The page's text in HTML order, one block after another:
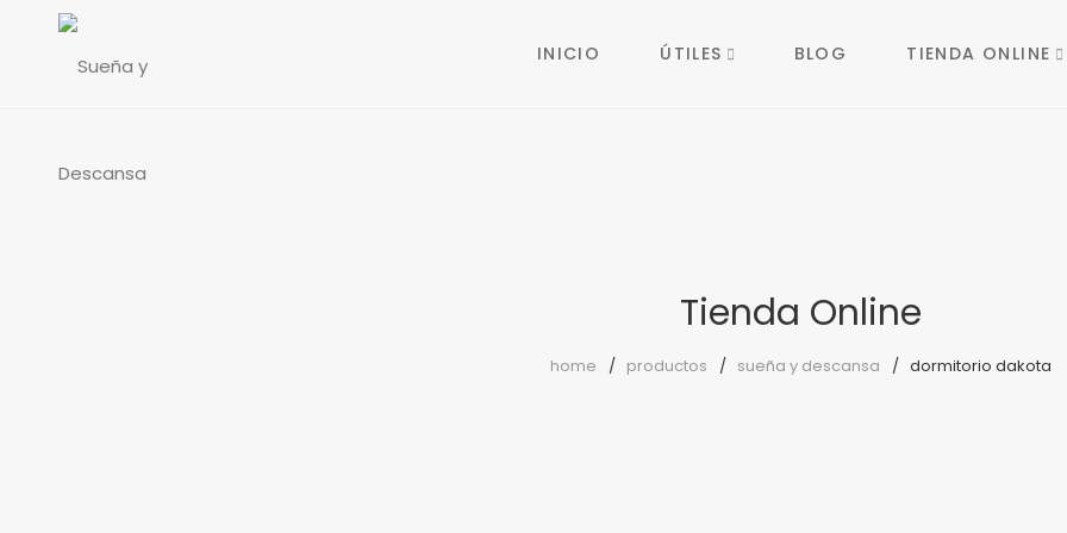
INICIO ÚTILES BLOG TIENDA ONLINE
Tienda Online
home productos sueña y descansa dormitorio dakota